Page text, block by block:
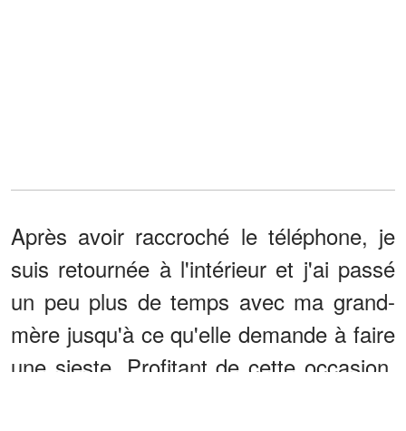
Après avoir raccroché le téléphone, je
suis retournée à l'intérieur et j'ai passé
un peu plus de temps avec ma grand-
mère jusqu'à ce qu'elle demande à faire
une sieste. Profitant de cette occasion,